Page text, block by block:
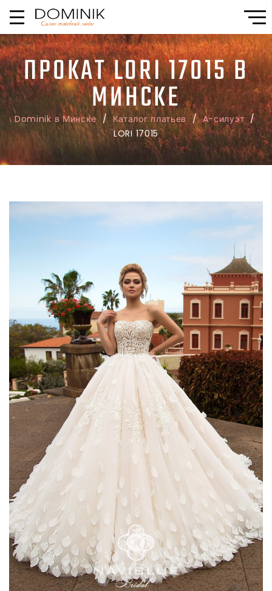
ПРОКАТ LORI 17015 В
МИНСКЕ
Dominik в Минске/ Каталог платьев /A-силуэт/
LORI 17015